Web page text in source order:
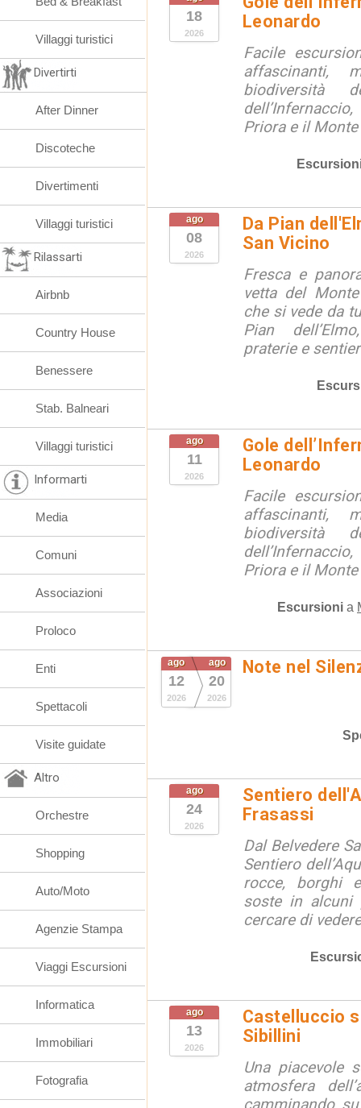
18
2026
Leonardo
Facile
affascinanti,
biodiversità
Priora e il
ago
08
2026
Da Pian
San Vicino
Fresca e
vetta del
che si vede da
Pian
praterie e
ago
11
2026
Gole
Leonardo
Facile
affascinanti,
biodiversità
Priora e il
Escursioni a
ago
12
2026
ago
20
2026
Note nel
ago
24
2026
Sentiero
Frasassi
Dal Belvedere
Sentiero
rocce, borghi
soste in alcuni
cercare di
ago
13
2026
Castelluccio
Sibillini
Una piacevole
atmosfera
Villaggi turistici
Divertirti
After Dinner
Discoteche
Divertimenti
Villaggi turistici
Rilassarti
Airbnb
Country House
Benessere
Stab. Balneari
Villaggi turistici
Informarti
Media
Comuni
Associazioni
Proloco
Enti
Spettacoli
Visite guidate
Altro
Orchestre
Shopping
Auto/Moto
Agenzie Stampa
Viaggi Escursioni
Informatica
Immobiliari
Fotografia